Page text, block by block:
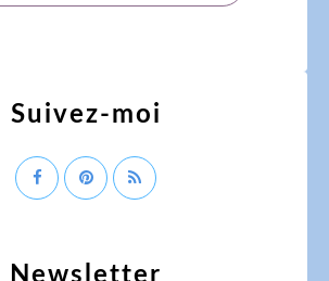
Newsletter
Suivez-moi